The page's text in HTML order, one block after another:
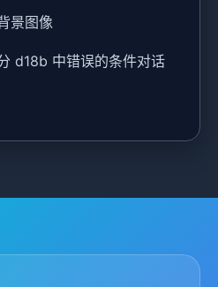
景图像
d18b 中错误的条件对话